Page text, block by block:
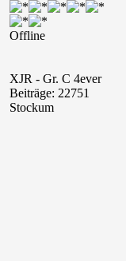
Offline
XJR - Gr. C 4ever
Beiträge: 22751
Stockum